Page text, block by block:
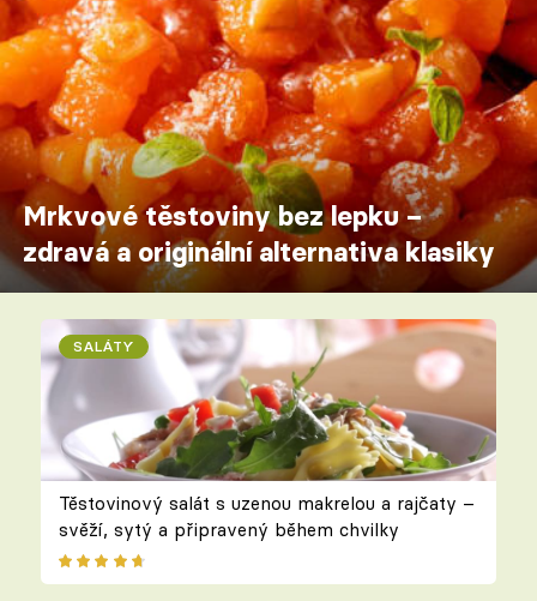
Mrkvové těstoviny bez lepku –
zdravá a originální alternativa klasiky
SALÁTY
Těstovinový salát s uzenou makrelou a rajčaty –
svěží, sytý a připravený během chvilky